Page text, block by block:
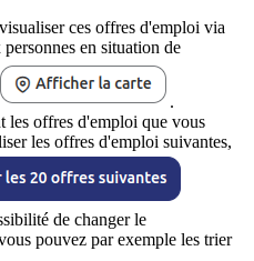
ces offres d'emploi via
en situation de
.
les offres d'emploi que vous
les offres d'emploi suivantes,
de changer le
pouvez par exemple les trier